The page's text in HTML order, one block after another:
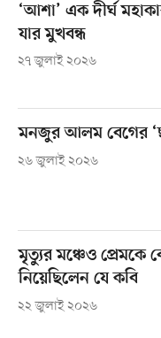
‘আশা’ এক দীর্ঘ
যার মুখবন্ধ
২৭ জুলাই ২০২৬
মনজুর আলম বেগের
২৬ জুলাই ২০২৬
মৃত্যুর মঞ্চেও প্রেমকে
নিয়েছিলেন যে কবি
২২ জুলাই ২০২৬